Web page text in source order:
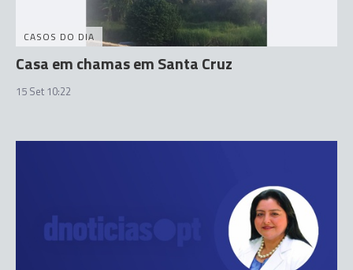
CASOS DO DIA
Casa em chamas em Santa Cruz
15 Set 10:22